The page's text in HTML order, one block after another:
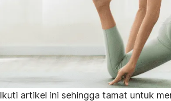
Ikuti artikel ini sehingga tamat untuk